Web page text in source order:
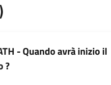
- Quando avrà inizio il
?